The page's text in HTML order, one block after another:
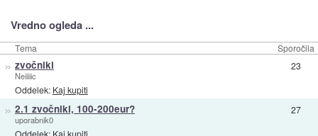
Vredno ogleda ...
Tema Sporočila
» zvočniki
Neiiiiic
Oddelek: Kaj kupiti
23
» 2.1 zvočniki, 100-200eur?
uporabnik0
Oddelek: Kaj kupiti
27